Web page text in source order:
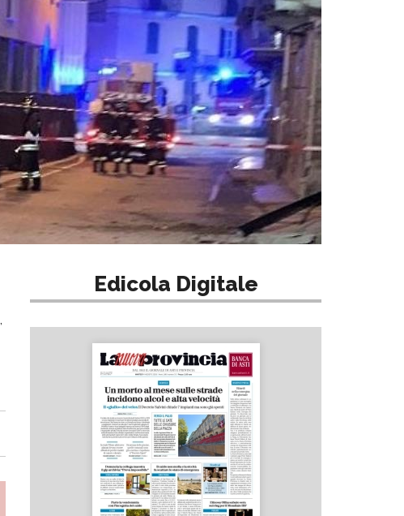
Edicola Digitale